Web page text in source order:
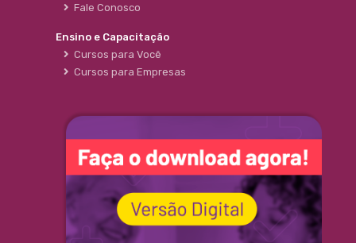
Fale Conosco
Ensino e Capacitação
Cursos para Você
Cursos para Empresas